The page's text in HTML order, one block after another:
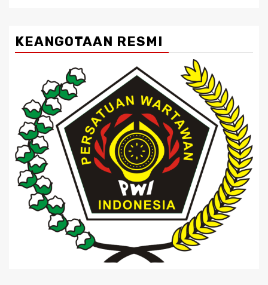
KEANGOTAAN RESMI